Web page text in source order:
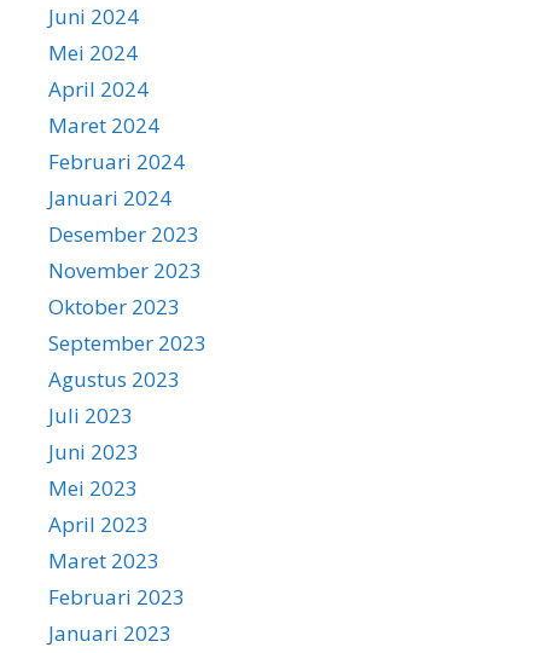
Juni 2024
Mei 2024
April 2024
Maret 2024
Februari 2024
Januari 2024
Desember 2023
November 2023
Oktober 2023
September 2023
Agustus 2023
Juli 2023
Juni 2023
Mei 2023
April 2023
Maret 2023
Februari 2023
Januari 2023